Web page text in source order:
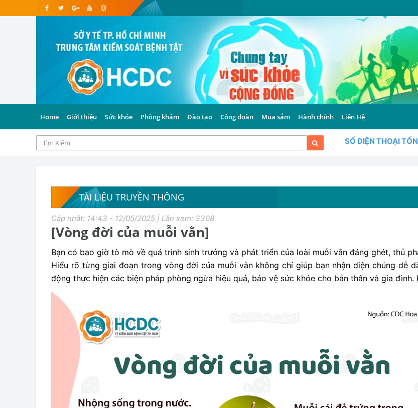
Home Giới thiệu Sức khỏe Phòng khám Đào tạo Công đoàn Mua sắm Hành chính Liên Hệ
SỐ ĐIỆN THOẠI
TÀI LIỆU TRUYỀN THÔNG
Cập nhật: 14:43 - 12/05/2025 | Lần xem: 3308
[Vòng đời của muỗi vằn]
Bạn có bao giờ tò mò về quá trình sinh trưởng và phát triển của loài muỗi vằn đáng ghét, thủ
Hiểu rõ từng giai đoạn trong vòng đời của muỗi vằn không chỉ giúp bạn nhận diện chúng dễ
động thực hiện các biện pháp phòng ngừa hiệu quả, bảo vệ sức khỏe cho bản thân và gia